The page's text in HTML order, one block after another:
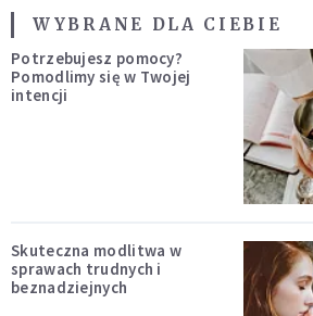
WYBRANE DLA CIEBIE
Potrzebujesz pomocy?
Pomodlimy się w Twojej
intencji
Skuteczna modlitwa w
sprawach trudnych i
beznadziejnych